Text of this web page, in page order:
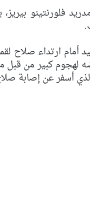
فلورنتينو
أمام ارتداء صلاح
لهجوم كبير من قبل
الذي أسفر عن إصابة